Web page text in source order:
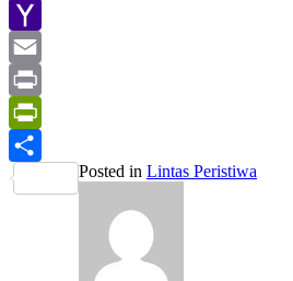
Gmail
Yahoo
Mail
Email
Print
PrintFriendly
Share
Posted in Lintas Peristiwa